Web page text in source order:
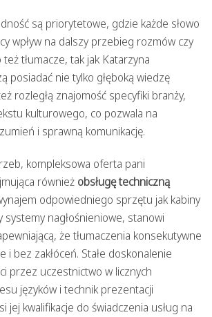
są priorytetowe, gdzie każde słowo
wpływ na dalszy przebieg rozmów czy
tłumacze, tak jak Katarzyna
posiadać nie tylko głęboką wiedzę
rozległą znajomość specyfiki branży,
kulturowego, co pozwala na
i sprawną komunikację.
kompleksowa oferta pani
również obsługę techniczną
odpowiedniego sprzętu jak kabiny
systemy nagłośnieniowe, stanowi
że tłumaczenia konsekutywne
i bez zakłóceń. Stałe doskonalenie
przez uczestnictwo w licznych
języków i technik prezentacji
jej kwalifikacje do świadczenia usług na